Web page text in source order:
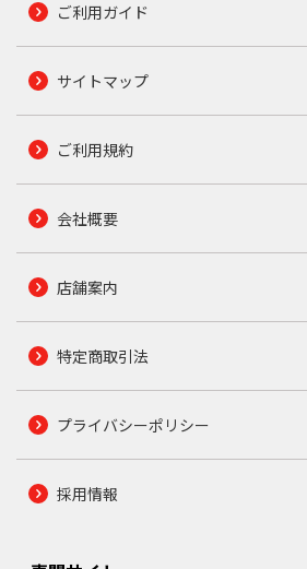
ご利用ガイド
サイトマップ
ご利用規約
会社概要
店舗案内
特定商取引法
プライバシーポリシー
採用情報